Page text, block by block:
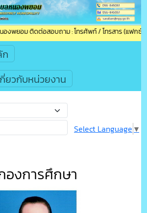
อม ติดต่อสอบถาม : โทรศัพท์ / โทรสาร (แฟกซ์) :
ยวกับหน่วยงาน
Select Language ▼
องการศึกษา